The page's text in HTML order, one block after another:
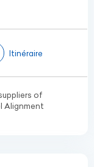
Itinéraire
of
Alignment